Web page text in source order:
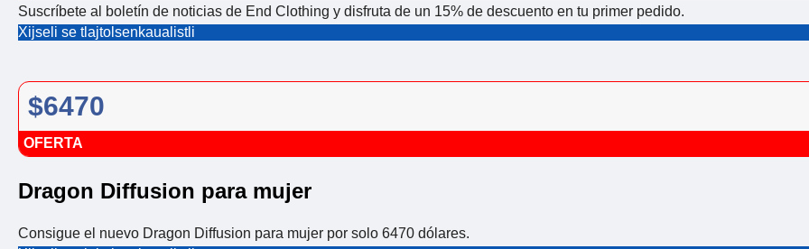
Suscríbete al boletín de noticias de End Clothing y disfruta de un 15% de descuento en tu primer pedido.
Xijseli se tlajtolsenkaualistli
$6470
OFERTA
Dragon Diffusion para mujer
Consigue el nuevo Dragon Diffusion para mujer por solo 6470 dólares.